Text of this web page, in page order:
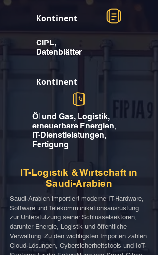
Kontinent
CIPL,
Datenblätter
Kontinent
Öl und Gas, Logistik,
erneuerbare Energien,
IT-Dienstleistungen,
Fertigung
IT-Logistik & Wirtschaft in
Saudi-Arabien
Saudi-Arabien importiert moderne IT-Hardware,
Software und Telekommunikationsausrüstung
zur Unterstützung seiner Schlüsselsektoren,
darunter Energie, Logistik und öffentliche
Verwaltung. Zu den wichtigsten Importen zählen
Cloud-Lösungen, Cybersicherheitstools und IoT-